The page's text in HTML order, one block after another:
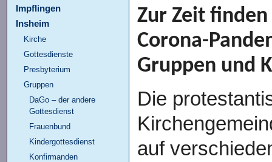
Impflingen
Insheim
Kirche
Gottesdienste
Presbyterium
Gruppen
DaGo – der andere
Gottesdienst
Frauenbund
Kindergottesdienst
Konfirmanden
Zur Zeit
Corona-
Gruppen und
Die
auf